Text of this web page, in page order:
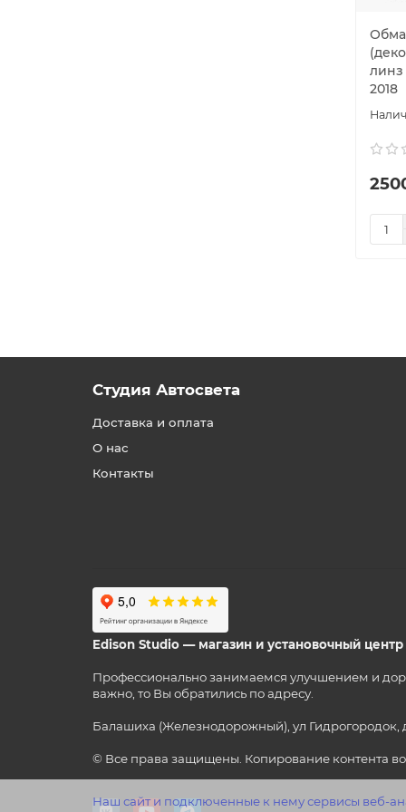
линз
2018
Наш сайт и подключенные к нему сервисы веб-
Студия Автосвета
Доставка и оплата
О нас
Контакты
Edison Studio — магазин и установочный
Профессионально занимаемся улучшением и
важно, то Вы обратились по адресу.
Балашиха (Железнодорожный), ул Гидрогородок,
© Все права защищены. Копирование контента